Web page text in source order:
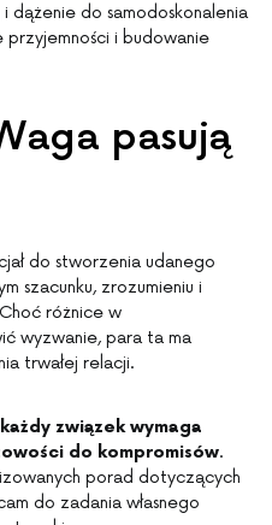
dążenie do samodoskonalenia
przyjemności i budowanie
pasują
do stworzenia udanego
szacunku, zrozumieniu i
różnice w
wyzwanie, para ta ma
trwałej relacji.
każdy związek wymaga
do kompromisów.
porad dotyczących
do zadania własnego